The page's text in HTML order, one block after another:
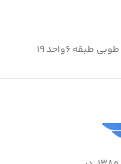
۶واحد ۱۹